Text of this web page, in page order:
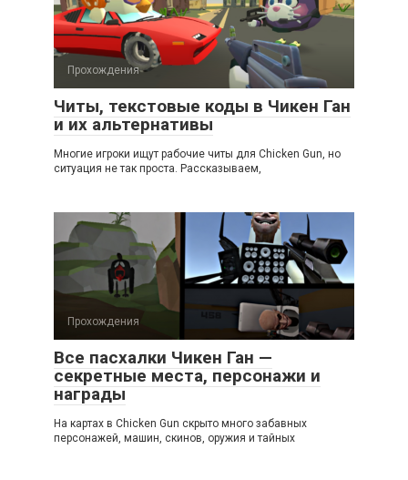
Прохождения
Читы, текстовые коды в Чикен Ган
и их альтернативы
Многие игроки ищут рабочие читы для Chicken Gun, но
ситуация не так проста. Рассказываем,
Прохождения
Все пасхалки Чикен Ган —
секретные места, персонажи и
награды
На картах в Chicken Gun скрыто много забавных
персонажей, машин, скинов, оружия и тайных